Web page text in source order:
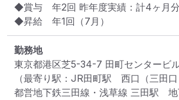
◆賞与　年2回 昨年度実績：計4ヶ月
◆昇給　年1回（7月）
勤務地
東京都港区芝5-34-7 田町センタービ
（最寄り駅：JR田町駅　西口（三田
都営地下鉄三田線・浅草線 三田駅　地